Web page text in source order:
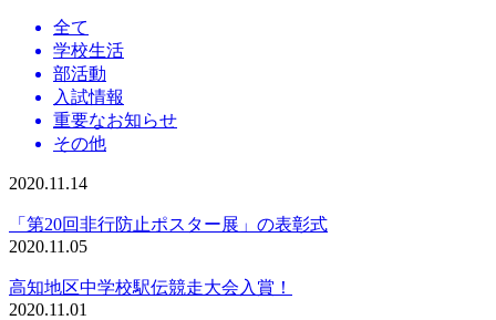
全て
学校生活
部活動
入試情報
重要なお知らせ
その他
2020.11.14
「第20回非行防止ポスター展」の表彰式
2020.11.05
高知地区中学校駅伝競走大会入賞！
2020.11.01